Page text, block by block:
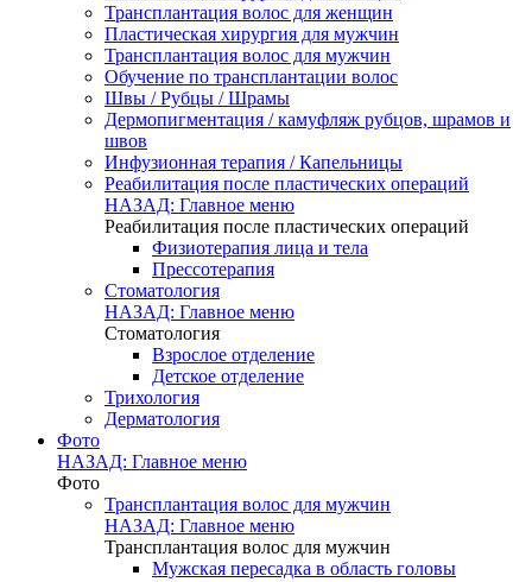
Трансплантация волос для женщин
Пластическая хирургия для мужчин
Трансплантация волос для мужчин
Обучение по трансплантации волос
Швы / Рубцы / Шрамы
Дермопигментация / камуфляж рубцов, шрамов и
швов
Инфузионная терапия / Капельницы
Реабилитация после пластических операций
НАЗАД: Главное меню
Реабилитация после пластических операций
Физиотерапия лица и тела
Прессотерапия
Стоматология
НАЗАД: Главное меню
Стоматология
Взрослое отделение
Детское отделение
Трихология
Дерматология
Фото
НАЗАД: Главное меню
Фото
Трансплантация волос для мужчин
НАЗАД: Главное меню
Трансплантация волос для мужчин
Мужская пересадка в область головы